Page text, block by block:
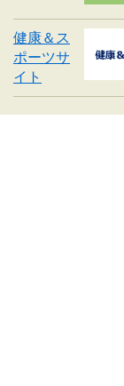
健康＆ス
ポーツサ
イト